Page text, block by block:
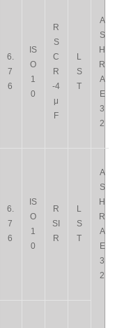
6.
7
6
IS
O
1
0
R
S
C
R
-4
μ
F
L
S
T
A
S
H
R
A
E
3
2
6.
7
6
IS
O
1
0
R
SI
R
L
S
T
A
S
H
R
A
E
3
2